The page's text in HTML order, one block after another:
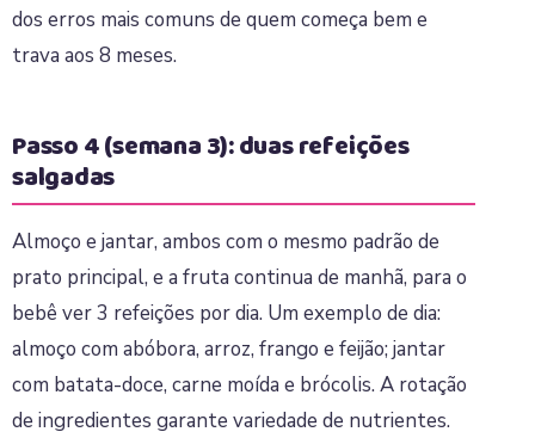
dos erros mais comuns de quem começa bem e
trava aos 8 meses.
Passo 4 (semana 3): duas refeições
salgadas
Almoço e jantar, ambos com o mesmo padrão de
prato principal, e a fruta continua de manhã, para o
bebê ver 3 refeições por dia. Um exemplo de dia:
almoço com abóbora, arroz, frango e feijão; jantar
com batata-doce, carne moída e brócolis. A rotação
de ingredientes garante variedade de nutrientes.